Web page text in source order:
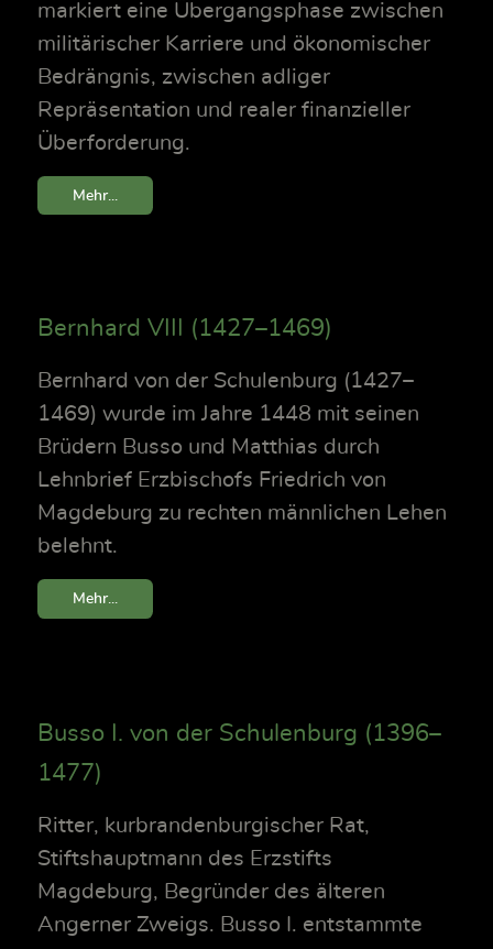
markiert eine Übergangsphase zwischen
militärischer Karriere und ökonomischer
Bedrängnis, zwischen adliger
Repräsentation und realer finanzieller
Überforderung.
Mehr...
Bernhard VIII (1427–1469)
Bernhard von der Schulenburg (1427–
1469) wurde im Jahre 1448 mit seinen
Brüdern Busso und Matthias durch
Lehnbrief Erzbischofs Friedrich von
Magdeburg zu rechten männlichen Lehen
belehnt.
Mehr...
Busso I. von der Schulenburg (1396–
1477)
Ritter, kurbrandenburgischer Rat,
Stiftshauptmann des Erzstifts
Magdeburg, Begründer des älteren
Angerner Zweigs. Busso I. entstammte